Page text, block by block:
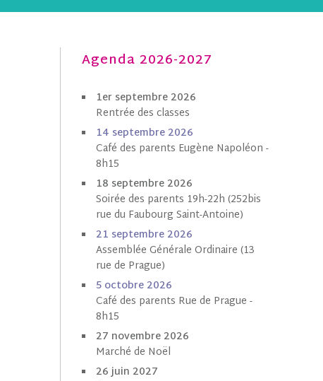
Agenda 2026-2027
1er septembre 2026
Rentrée des classes
14 septembre 2026
Café des parents Eugène Napoléon -
8h15
18 septembre 2026
Soirée des parents 19h-22h (252bis
rue du Faubourg Saint-Antoine)
21 septembre 2026
Assemblée Générale Ordinaire (13
rue de Prague)
5 octobre 2026
Café des parents Rue de Prague -
8h15
27 novembre 2026
Marché de Noël
26 juin 2027